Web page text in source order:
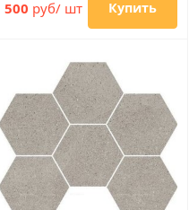
500 руб/ шт Купить